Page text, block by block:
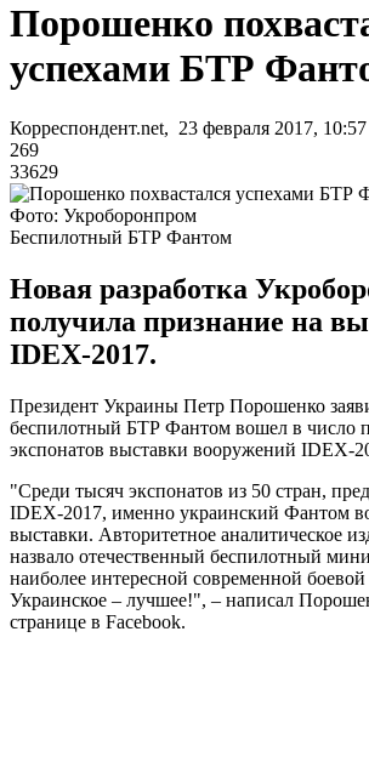
Порошенко
успехами БТР
Корреспондент.net, 23 февраля 2017, 10:57
269
33629
Фото: Укроборонпром
Беспилотный БТР Фантом
Новая разработка
получила признание на
IDEX-2017.
Президент Украины Петр Порошенко
беспилотный БТР Фантом вошел в число
экспонатов выставки вооружений IDEX-
"Среди тысяч экспонатов из 50 стран,
IDEX-2017, именно украинский Фантом
выставки. Авторитетное аналитическое
назвало отечественный беспилотный
наиболее интересной современной
Украинское – лучшее!", – написал
странице в Facebook.